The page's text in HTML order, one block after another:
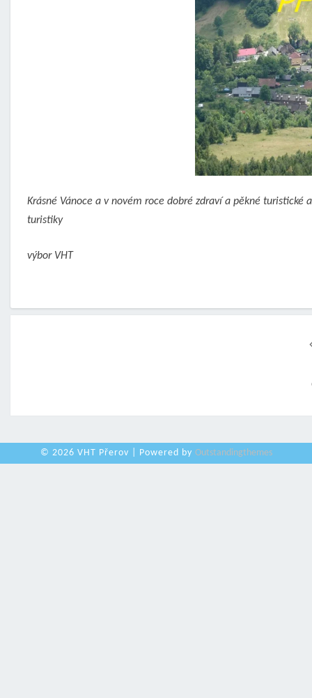
Krásné Vánoce a v novém roce dobré zdraví a pěkné
turistiky
výbor VHT
© 2026 VHT Přerov | Powered by Outstandingthemes